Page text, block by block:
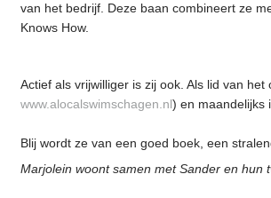
van het bedrijf. Deze baan combineert ze
Knows How.
Actief als vrijwilliger is zij ook. Als lid van
www.alocalswimschagen.nl) en maandelijks
Blij wordt ze van een goed boek, een
Marjolein woont samen met Sander en hun